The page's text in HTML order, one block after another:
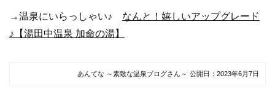
→温泉にいらっしゃい♪ なんと！嬉しいアップグレード
♪【湯田中温泉 加命の湯】
あんてな ～素敵な温泉ブログさん～ 公開日： 2023年6月7日